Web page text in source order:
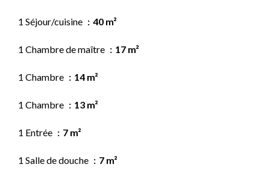
1 Séjour/cuisine 40 m²
1 Chambre de maître 17 m²
1 Chambre 14 m²
1 Chambre 13 m²
1 Entrée 7 m²
1 Salle de douche 7 m²